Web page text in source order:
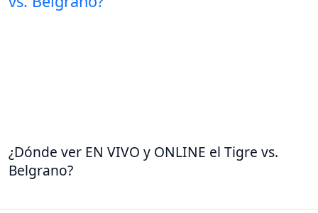
¿Dónde ver EN VIVO y ONLINE el Tigre vs.
Belgrano?